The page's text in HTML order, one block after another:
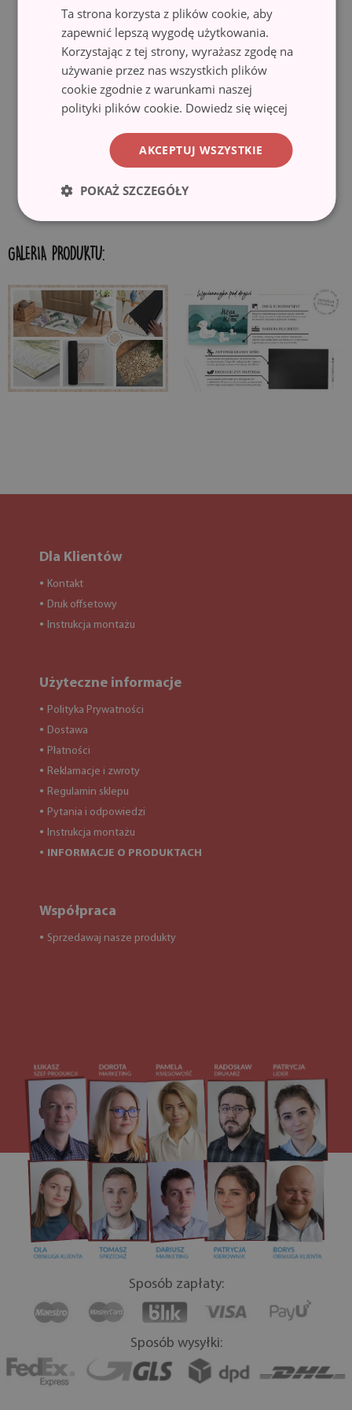
o dużej gęstości, zapewniającego wysoką trwałość. Dodatkowo
antypoślizgowy spód pokryty gumą, zapobiega przesuwaniu się
idealnie nadaje się do różnego rodzaju podłogi, w tym drewnianej i
kafelek. Przed rozłożeniem, upewnij się, że powierzchnia jest gładka,
czysta i sucha.
ekologicznych materiałów, a motywy nadrukowane są przy użyciu
techniki sublimacji, co gwarantuje trwałe i wyraziste kolory oraz
GALERIA PRODUKTU:
Dla Klientów
● Kontakt
● Druk offsetowy
● Instrukcja montażu
Użyteczne informacje
● Polityka Prywatności
● Dostawa
● Płatności
● Reklamacje i zwroty
● Regulamin sklepu
● Pytania i odpowiedzi
● Instrukcja montażu
● INFORMACJE O PRODUKTACH
Współpraca
● Sprzedawaj nasze produkty
Sposób zapłaty:
Sposób wysyłki:
Ta strona korzysta z plików cookie, aby
zapewnić lepszą wygodę użytkowania.
Korzystając z tej strony, wyrażasz zgodę na
używanie przez nas wszystkich plików
cookie zgodnie z warunkami naszej
polityki plików cookie. Dowiedz się więcej
AKCEPTUJ WSZYSTKIE
POKAŻ SZCZEGÓŁY